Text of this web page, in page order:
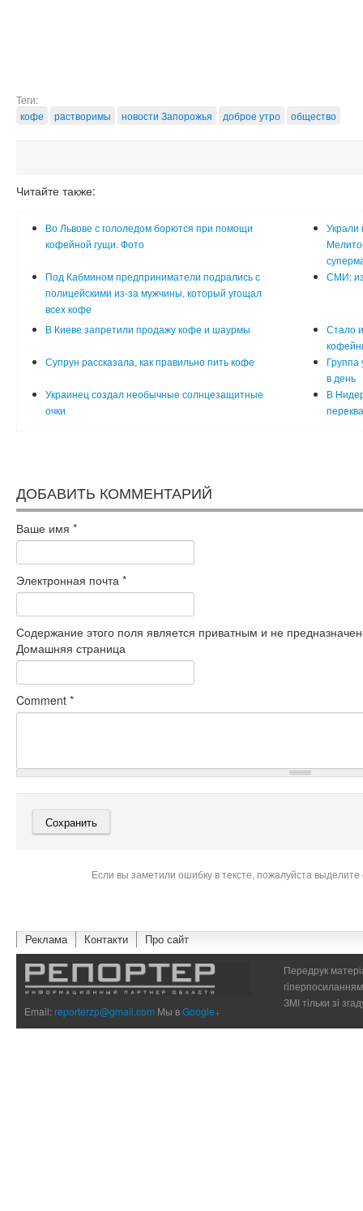
Теги:
кофе
растворимы новости Запорожья доброе утро общество
Читайте также:
Во Львове с гололедом борются при помощи
кофейной гущи. Фото
Украли
Под Кабмином предприниматели подрались с
полицейскими из-за мужчины, который угощал
всех кофе
СМИ:
В Киеве запретили продажу кофе и шаурмы
Стало
Супрун рассказала, как правильно пить кофе
Группа
в день
Украинец создал необычные солнцезащитные
очки
В
ДОБАВИТЬ КОММЕНТАРИЙ
Ваше имя *
Электронная почта *
Содержание этого поля является приватным и не
Домашняя страница
Comment *
Если вы заметили ошибку в тексте, пожалуйста
Реклама Контакти Про сайт
Email:reporterzp@gmail.com Мы вGoogle+
Передрук
ЗМІ тільки зі